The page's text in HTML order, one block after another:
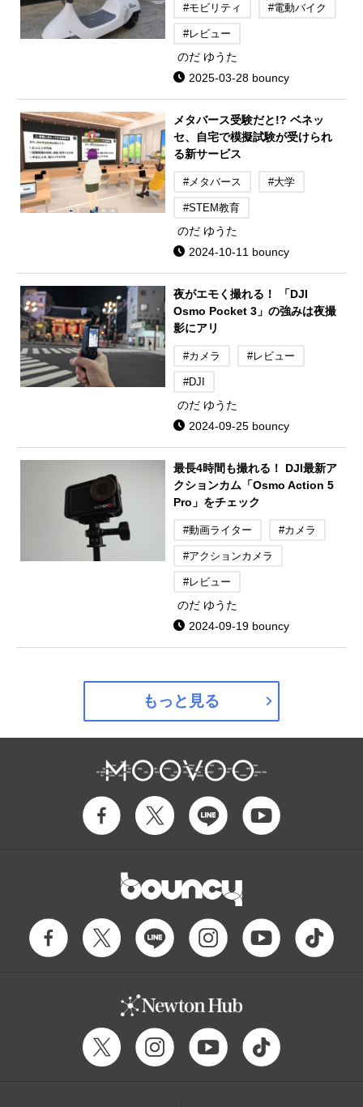
#モビリティ #電動バイク
#レビュー
のだ ゆうた
2025-03-28 bouncy
メタバース受験だと!? ベネッ
セ、自宅で模擬試験が受けられ
る新サービス
#メタバース #大学
#STEM教育
のだ ゆうた
2024-10-11 bouncy
夜がエモく撮れる！ 「DJI
Osmo Pocket 3」の強みは夜撮
影にアリ
#カメラ #レビュー
#DJI
のだ ゆうた
2024-09-25 bouncy
最長4時間も撮れる！ DJI最新ア
クションカム「Osmo Action 5
Pro」をチェック
#動画ライター #カメラ
#アクションカメラ
#レビュー
のだ ゆうた
2024-09-19 bouncy
もっと見る